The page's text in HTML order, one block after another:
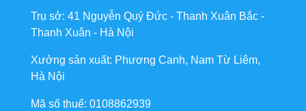
Trụ sở: 41 Nguyễn Quý Đức - Thanh Xuân Bắc -
Thanh Xuân - Hà Nội
Xưởng sản xuất: Phương Canh, Nam Từ Liêm,
Hà Nội
Mã số thuế: 0108862939